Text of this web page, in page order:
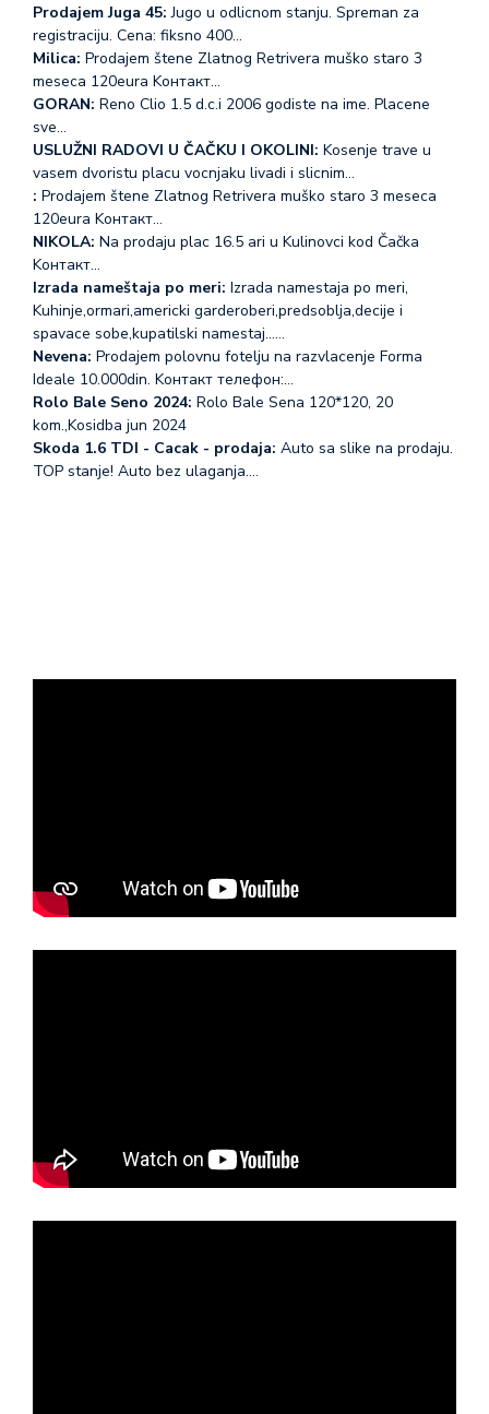
Prodajem Juga 45: Jugo u odlicnom stanju. Spreman za
registraciju. Cena: fiksno 400…
Milica: Prodajem štene Zlatnog Retrivera muško staro 3
meseca 120eura Koнтакт…
GORAN: Reno Clio 1.5 d.c.i 2006 godiste na ime. Placene
sve…
USLUŽNI RADOVI U ČAČKU I OKOLINI: Kosenje trave u
vasem dvoristu placu vocnjaku livadi i slicnim…
: Prodajem štene Zlatnog Retrivera muško staro 3 meseca
120eura Koнтакт…
NIKOLA: Na prodaju plac 16.5 ari u Kulinovci kod Čačka
Koнтакт…
Izrada nameštaja po meri: Izrada namestaja po meri,
Kuhinje,ormari,americki garderoberi,predsoblja,decije i
spavace sobe,kupatilski namestaj...…
Nevena: Prodajem polovnu fotelju na razvlacenje Forma
Ideale 10.000din. Koнтакт телефон:…
Rolo Bale Seno 2024: Rolo Bale Sena 120*120, 20
kom.,Kosidba jun 2024
Skoda 1.6 TDI - Cacak - prodaja: Auto sa slike na prodaju.
TOP stanje! Auto bez ulaganja.…